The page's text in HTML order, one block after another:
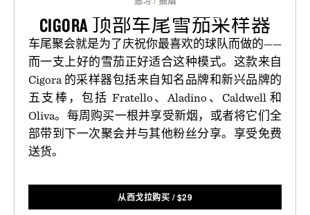
CIGORA 顶部车尾雪茄采样器
车尾聚会就是为了庆祝你最喜欢的球队而做的——
而一支上好的雪茄正好适合这种模式。这款来自
Cigora 的采样器包括来自知名品牌和新兴品牌的
五支棒，包括 Fratello、Aladino、Caldwell 和
Oliva。每周购买一根并享受新烟，或者将它们全
部带到下一次聚会并与其他粉丝分享。享受免费
送货。
从西戈拉购买 /$29